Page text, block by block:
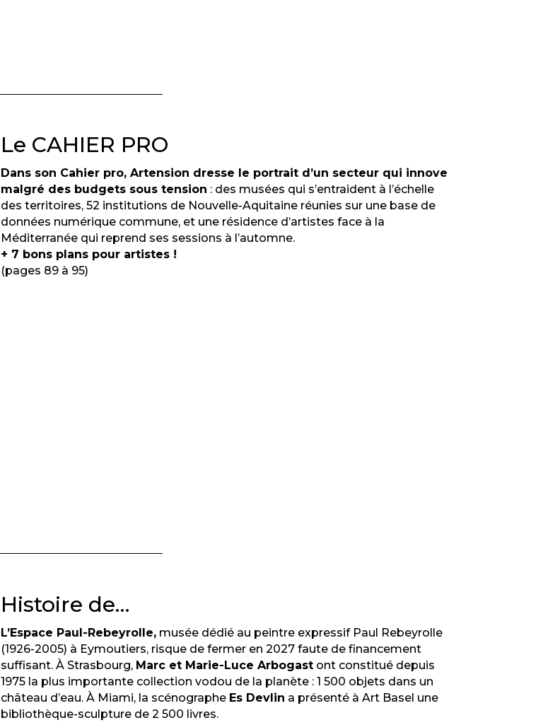
Le CAHIER PRO
Dans son Cahier pro, Artension dresse le portrait d’un secteur qui innove
malgré des budgets sous tension : des musées qui s’entraident à l’échelle
des territoires, 52 institutions de Nouvelle-Aquitaine réunies sur une base de
données numérique commune, et une résidence d’artistes face à la
Méditerranée qui reprend ses sessions à l’automne.
+ 7 bons plans pour artistes !
(pages 89 à 95)
Histoire de…
L’Espace Paul-Rebeyrolle, musée dédié au peintre expressif Paul Rebeyrolle
(1926-2005) à Eymoutiers, risque de fermer en 2027 faute de financement
suffisant. À Strasbourg, Marc et Marie-Luce Arbogast ont constitué depuis
1975 la plus importante collection vodou de la planète : 1 500 objets dans un
château d’eau. À Miami, la scénographe Es Devlin a présenté à Art Basel une
bibliothèque-sculpture de 2 500 livres.